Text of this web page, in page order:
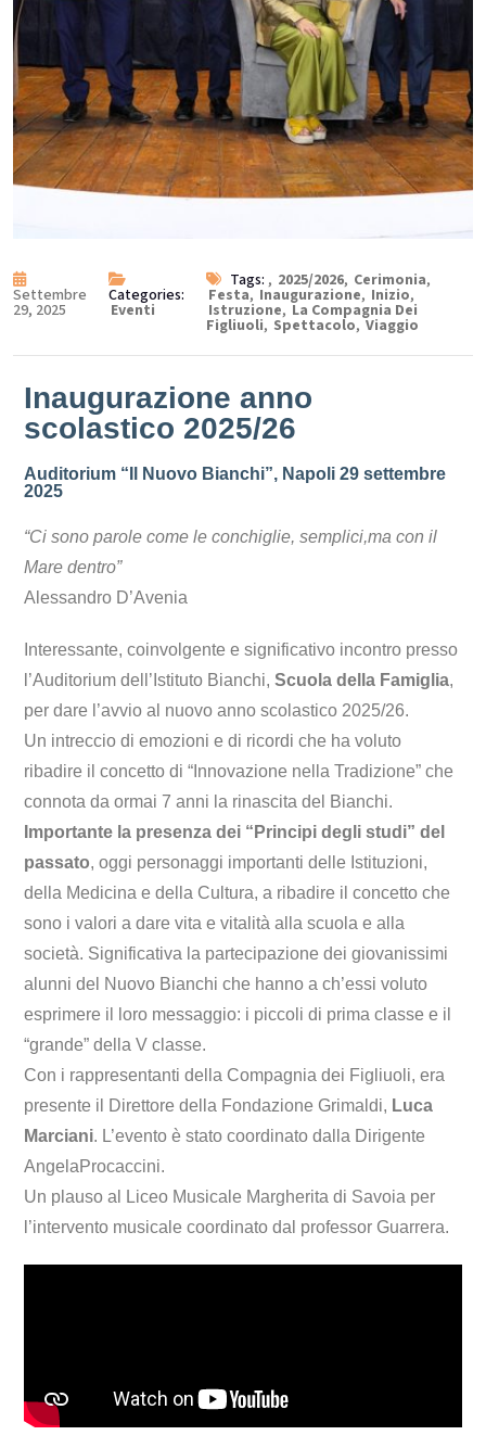
Settembre
29, 2025
Categories:
Eventi
Tags: , 2025/2026, Cerimonia,
Festa, Inaugurazione, Inizio,
Istruzione, La Compagnia Dei
Figliuoli, Spettacolo, Viaggio
Inaugurazione anno
scolastico 2025/26
Auditorium “Il Nuovo Bianchi”, Napoli 29 settembre
2025
“Ci sono parole come le conchiglie, semplici,ma con il
Mare dentro”
Alessandro D’Avenia
Interessante, coinvolgente e significativo incontro presso
l’Auditorium dell’Istituto Bianchi, Scuola della Famiglia,
per dare l’avvio al nuovo anno scolastico 2025/26.
Un intreccio di emozioni e di ricordi che ha voluto
ribadire il concetto di “Innovazione nella Tradizione” che
connota da ormai 7 anni la rinascita del Bianchi.
Importante la presenza dei “Principi degli studi” del
passato, oggi personaggi importanti delle Istituzioni,
della Medicina e della Cultura, a ribadire il concetto che
sono i valori a dare vita e vitalità alla scuola e alla
società. Significativa la partecipazione dei giovanissimi
alunni del Nuovo Bianchi che hanno a ch’essi voluto
esprimere il loro messaggio: i piccoli di prima classe e il
“grande” della V classe.
Con i rappresentanti della Compagnia dei Figliuoli, era
presente il Direttore della Fondazione Grimaldi, Luca
Marciani. L’evento è stato coordinato dalla Dirigente
AngelaProcaccini.
Un plauso al Liceo Musicale Margherita di Savoia per
l’intervento musicale coordinato dal professor Guarrera.